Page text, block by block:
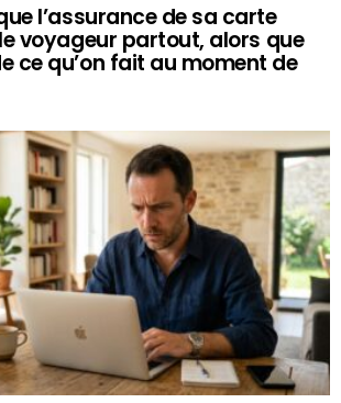
l’assurance de sa carte
voyageur partout, alors que
ce qu’on fait au moment de